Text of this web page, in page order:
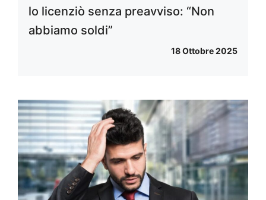
lo licenziò senza preavviso: “Non
abbiamo soldi”
18 Ottobre 2025